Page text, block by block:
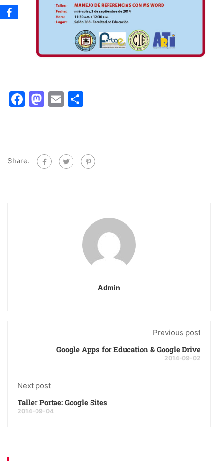
Facebook
Mastodon
Email
Share:
Admin
Previous post
Google Apps for Education & Google Drive
2014-09-02
Next post
Taller Portae: Google Sites
2014-09-04